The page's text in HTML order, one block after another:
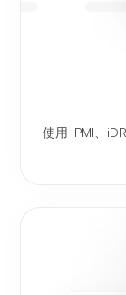
使用 IPMI、